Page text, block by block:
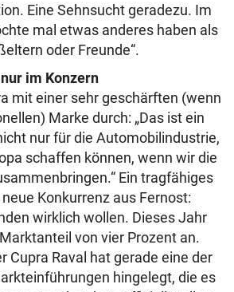
Eine Sehnsucht geradezu. Im
mal etwas anderes haben als
oder Freunde“.
im Konzern
mit einer sehr geschärften (wenn
Marke durch: „Das ist ein
nur für die Automobilindustrie,
schaffen können, wenn wir die
Ein tragfähiges
Konkurrenz aus Fernost:
wirklich wollen. Dieses Jahr
von vier Prozent an.
Cupra Raval hat gerade eine der
hingelegt, die es